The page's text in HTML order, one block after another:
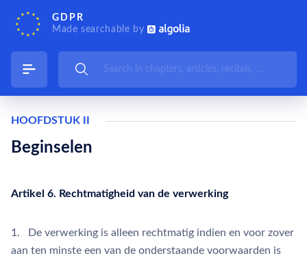
GDPR
Made searchable by
HOOFDSTUK II
Beginselen
Artikel 6. Rechtmatigheid van de verwerking
1. De verwerking is alleen rechtmatig indien en voor zover
aan ten minste een van de onderstaande voorwaarden is